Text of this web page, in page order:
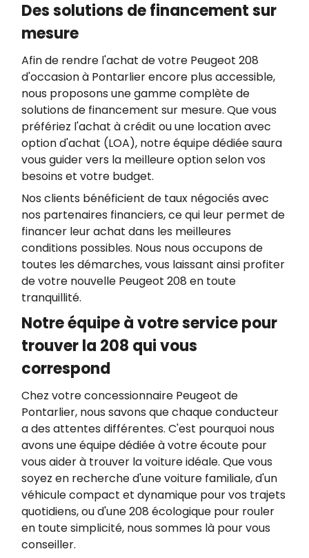
Des solutions de financement sur
mesure
Afin de rendre l'achat de votre Peugeot 208
d'occasion à Pontarlier encore plus accessible,
nous proposons une gamme complète de
solutions de financement sur mesure. Que vous
préfériez l'achat à crédit ou une location avec
option d'achat (LOA), notre équipe dédiée saura
vous guider vers la meilleure option selon vos
besoins et votre budget.
Nos clients bénéficient de taux négociés avec
nos partenaires financiers, ce qui leur permet de
financer leur achat dans les meilleures
conditions possibles. Nous nous occupons de
toutes les démarches, vous laissant ainsi profiter
de votre nouvelle Peugeot 208 en toute
tranquillité.
Notre équipe à votre service pour
trouver la 208 qui vous
correspond
Chez votre concessionnaire Peugeot de
Pontarlier, nous savons que chaque conducteur
a des attentes différentes. C'est pourquoi nous
avons une équipe dédiée à votre écoute pour
vous aider à trouver la voiture idéale. Que vous
soyez en recherche d'une voiture familiale, d'un
véhicule compact et dynamique pour vos trajets
quotidiens, ou d'une 208 écologique pour rouler
en toute simplicité, nous sommes là pour vous
conseiller.